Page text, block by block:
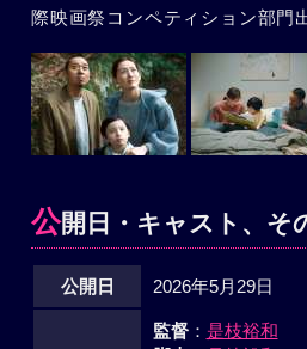
際映画祭コンペティション部門
公開日・キャスト、そ
公開日 2026年5月29日
監督：是枝裕和